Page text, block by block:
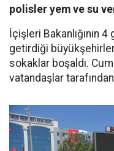
polisler yem ve su
İçişleri Bakanlığının 4
getirdiği
sokaklar boşaldı.
vatandaşlar